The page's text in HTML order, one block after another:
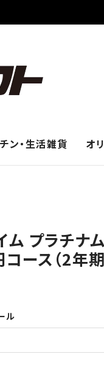
ン・生活雑貨 オ
ム プラチナ
ース（2年期
ル